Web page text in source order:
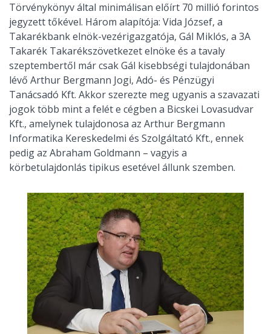
Törvénykönyv által minimálisan előírt 70 millió forintos
jegyzett tőkével. Három alapítója: Vida József, a
Takarékbank elnök-vezérigazgatója, Gál Miklós, a 3A
Takarék Takarékszövetkezet elnöke és a tavaly
szeptembertől már csak Gál kisebbségi tulajdonában
lévő Arthur Bergmann Jogi, Adó- és Pénzügyi
Tanácsadó Kft. Akkor szerezte meg ugyanis a szavazati
jogok több mint a felét e cégben a Bicskei Lovasudvar
Kft., amelynek tulajdonosa az Arthur Bergmann
Informatika Kereskedelmi és Szolgáltató Kft., ennek
pedig az Abraham Goldmann – vagyis a
körbetulajdonlás tipikus esetével állunk szemben.